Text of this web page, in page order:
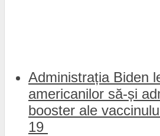
Administrația Biden
americanilor să-și
booster ale
19